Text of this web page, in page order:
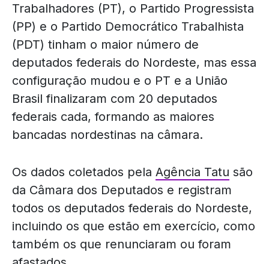
Trabalhadores (PT), o Partido Progressista
(PP) e o Partido Democrático Trabalhista
(PDT) tinham o maior número de
deputados federais do Nordeste, mas essa
configuração mudou e o PT e a União
Brasil finalizaram com 20 deputados
federais cada, formando as maiores
bancadas nordestinas na câmara.
Os dados coletados pela Agência Tatu são
da Câmara dos Deputados e registram
todos os deputados federais do Nordeste,
incluindo os que estão em exercício, como
também os que renunciaram ou foram